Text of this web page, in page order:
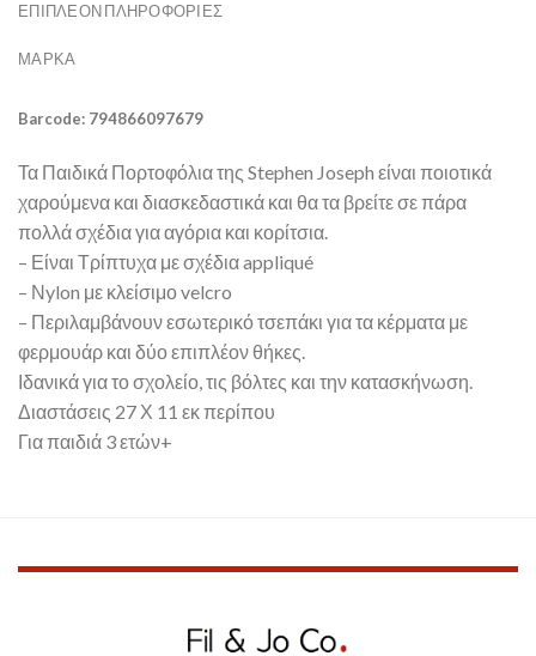
ΕΠΙΠΛΈΟΝ ΠΛΗΡΟΦΟΡΊΕΣ
ΜΆΡΚΑ
Barcode: 794866097679
Τα Παιδικά Πορτοφόλια της Stephen Joseph είναι ποιοτικά
χαρούμενα και διασκεδαστικά και θα τα βρείτε σε πάρα
πολλά σχέδια για αγόρια και κορίτσια.
– Είναι Τρίπτυχα με σχέδια appliqué
– Νylon με κλείσιμο velcro
– Περιλαμβάνουν εσωτερικό τσεπάκι για τα κέρματα με
φερμουάρ και δύο επιπλέον θήκες.
Ιδανικά για το σχολείο, τις βόλτες και την κατασκήνωση.
Διαστάσεις 27 Χ 11 εκ περίπου
Για παιδιά 3 ετών+